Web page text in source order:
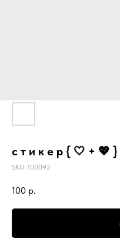
с т и к е р { 🤍 + 💖
SKU: 100092
100 р.